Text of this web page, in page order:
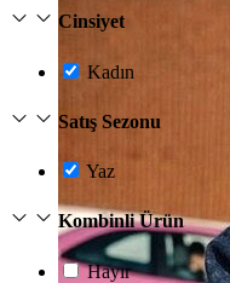
Cinsiyet
Kadın
Satış Sezonu
Yaz
Kombinli Ürün
Hayır